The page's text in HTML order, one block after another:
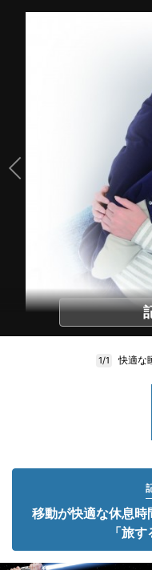
1/1 快適な
移動が快適な休息
「旅